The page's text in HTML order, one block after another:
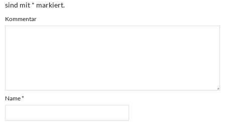
sind mit * markiert.
Kommentar
Name*